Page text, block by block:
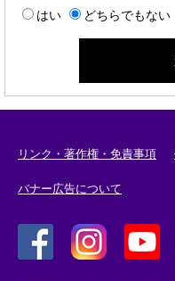
はい
どちらでもない
リンク・著作権・免責事項
バナー広告について